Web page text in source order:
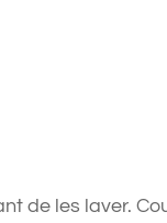
de les laver.